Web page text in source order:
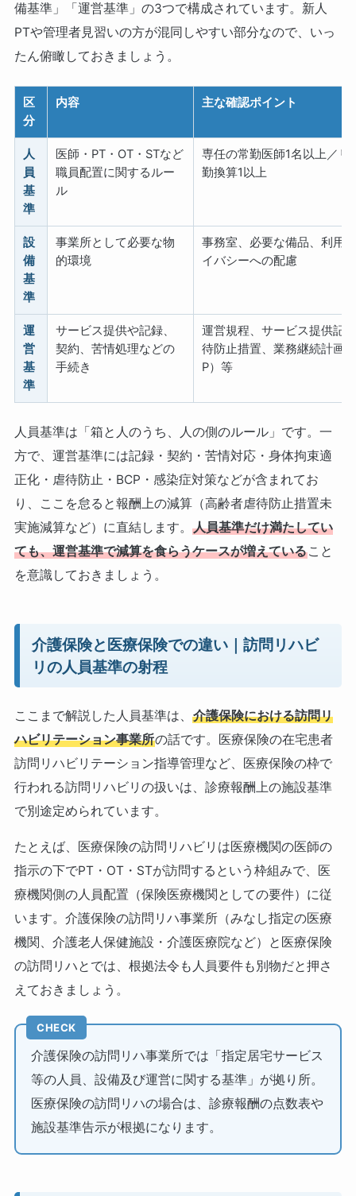
備基準」「運営基準」の3つで構成されています。新人
PTや管理者見習いの方が混同しやすい部分なので、いっ
たん俯瞰しておきましょう。
区
分
内容 主な確認ポイント
人
員
基
準
医師・PT・OT・STなど
職員配置に関するルー
ル
専任の常勤医師1名以上／リ
勤換算1以上
設
備
基
準
事業所として必要な物
的環境
事務室、必要な備品、利用
イバシーへの配慮
運
営
基
準
サービス提供や記録、
契約、苦情処理などの
手続き
運営規程、サービス提供記
待防止措置、業務継続計画
P）等
人員基準は「箱と人のうち、人の側のルール」です。一
方で、運営基準には記録・契約・苦情対応・身体拘束適
正化・虐待防止・BCP・感染症対策などが含まれてお
り、ここを怠ると報酬上の減算（高齢者虐待防止措置未
実施減算など）に直結します。 人員基準だけ満たしてい
ても、運営基準で減算を食らうケースが増えていること
を意識しておきましょう。
介護保険と医療保険での違い｜訪問リハビ
リの人員基準の射程
ここまで解説した人員基準は、 介護保険における訪問リ
ハビリテーション事業所の話です。医療保険の在宅患者
訪問リハビリテーション指導管理など、医療保険の枠で
行われる訪問リハビリの扱いは、診療報酬上の施設基準
で別途定められています。
たとえば、医療保険の訪問リハビリは医療機関の医師の
指示の下でPT・OT・STが訪問するという枠組みで、医
療機関側の人員配置（保険医療機関としての要件）に従
います。介護保険の訪問リハ事業所（みなし指定の医療
機関、介護老人保健施設・介護医療院など）と医療保険
の訪問リハとでは、根拠法令も人員要件も別物だと押さ
えておきましょう。
CHECK
介護保険の訪問リハ事業所では「指定居宅サービス
等の人員、設備及び運営に関する基準」が拠り所。
医療保険の訪問リハの場合は、診療報酬の点数表や
施設基準告示が根拠になります。